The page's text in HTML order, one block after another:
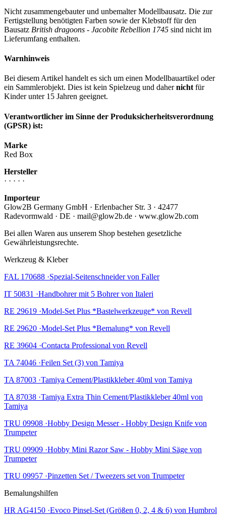
Nicht zusammengebauter und unbemalter Modellbausatz. Die zur
Fertigstellung benötigten Farben sowie der Klebstoff für den
Bausatz British dragoons - Jacobite Rebellion 1745 sind nicht im
Lieferumfang enthalten.
Warnhinweis
Bei diesem Artikel handelt es sich um einen Modellbauartikel oder
ein Sammlerobjekt. Dies ist kein Spielzeug und dahernicht für
Kinder unter 15 Jahren geeignet.
Verantwortlicher im Sinne der Produksicherheitsverordnung
(GPSR) ist:
Marke
Red Box
Hersteller
· · · · ·
Importeur
Glow2B Germany GmbH · Erlenbacher Str. 3 · 42477
Radevormwald · DE · mail@glow2b.de · www.glow2b.com
Bei allen Waren aus unserem Shop bestehen gesetzliche
Gewährleistungsrechte.
Werkzeug & Kleber
FAL 170688 ·Spezial-Seitenschneider von Faller
IT 50831 ·Handbohrer mit 5 Bohrer von Italeri
RE 29619 ·Model-Set Plus *Bastelwerkzeuge* von Revell
RE 29620 ·Model-Set Plus *Bemalung* von Revell
RE 39604 ·Contacta Professional von Revell
TA 74046 ·Feilen Set (3) von Tamiya
TA 87003 ·Tamiya Cement/Plastikkleber 40ml von Tamiya
TA 87038 ·Tamiya Extra Thin Cement/Plastikkleber 40ml von
Tamiya
TRU 09908 ·Hobby Design Messer - Hobby Design Knife von
Trumpeter
TRU 09909 ·Hobby Mini Razor Saw - Hobby Mini Säge von
Trumpeter
TRU 09957 ·Pinzetten Set / Tweezers set von Trumpeter
Bemalungshilfen
HR AG4150 ·Evoco Pinsel-Set (Größen 0, 2, 4 & 6) von Humbrol